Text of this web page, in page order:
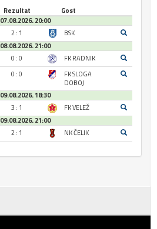
Rezultat
Gost
07.08.2026. 20:00
2 : 1
BSK
08.08.2026. 21:00
0 : 0
FK RADNIK
0 : 0
FK SLOGA
DOBOJ
09.08.2026. 18:30
3 : 1
FK VELEŽ
09.08.2026. 21:00
2 : 1 NK ČELIK